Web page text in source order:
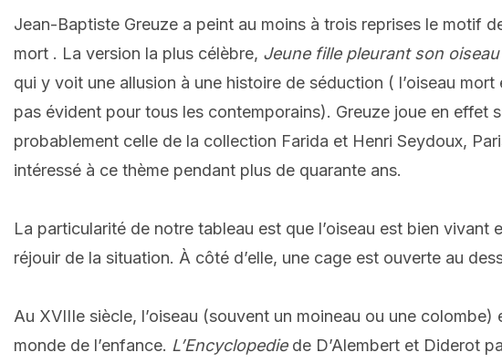
Jean-Baptiste Greuze a peint au moins à trois reprises le motif
mort . La version la plus célèbre, Jeune fille pleurant son
qui y voit une allusion à une histoire de séduction ( l’oiseau
pas évident pour tous les contemporains). Greuze joue en
probablement celle de la collection Farida et Henri Seydoux,
intéressé à ce thème pendant plus de quarante ans.
La particularité de notre tableau est que l’oiseau est bien
réjouir de la situation. À côté d’elle, une cage est ouverte au
Au XVIIIe siècle, l’oiseau (souvent un moineau ou une
monde de l’enfance. L’Encyclopediede D’Alembert et Diderot